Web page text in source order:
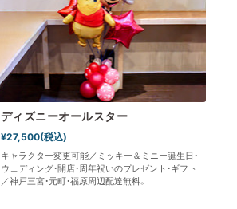
ディズニーオールスター
¥27,500(税込)
キャラクター変更可能／ミッキー＆ミニー誕生日・
ウェディング・開店・周年祝いのプレゼント・ギフト
／神戸三宮・元町・福原周辺配達無料。